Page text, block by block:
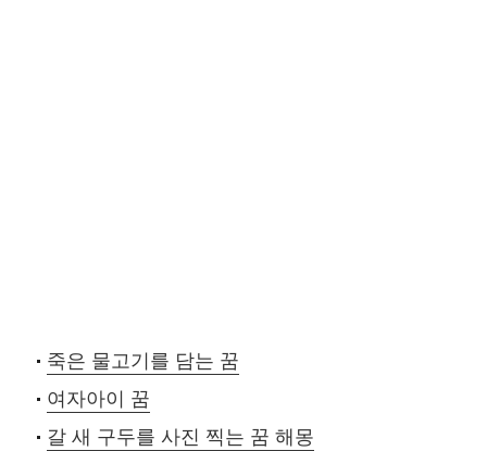
죽은 물고기를 담는 꿈
여자아이 꿈
갈 새 구두를 사진 찍는 꿈 해몽